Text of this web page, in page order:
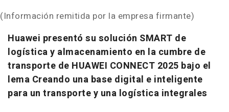
(Información remitida por la empresa firmante)
Huawei presentó su solución SMART de
logística y almacenamiento en la cumbre de
transporte de HUAWEI CONNECT 2025 bajo el
lema Creando una base digital e inteligente
para un transporte y una logística integrales